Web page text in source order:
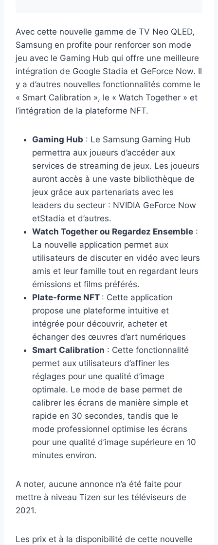
Avec cette nouvelle gamme de TV Neo QLED,
Samsung en profite pour renforcer son mode
jeu avec le Gaming Hub qui offre une meilleure
intégration de Google Stadia et GeForce Now. Il
y a d’autres nouvelles fonctionnalités comme le
« Smart Calibration », le « Watch Together » et
l’intégration de la plateforme NFT.
Gaming Hub : Le Samsung Gaming Hub
permettra aux joueurs d’accéder aux
services de streaming de jeux. Les joueurs
auront accès à une vaste bibliothèque de
jeux grâce aux partenariats avec les
leaders du secteur : NVIDIA GeForce Now
etStadia et d’autres.
Watch Together ou Regardez Ensemble :
La nouvelle application permet aux
utilisateurs de discuter en vidéo avec leurs
amis et leur famille tout en regardant leurs
émissions et films préférés.
Plate-forme NFT : Cette application
propose une plateforme intuitive et
intégrée pour découvrir, acheter et
échanger des œuvres d’art numériques
Smart Calibration : Cette fonctionnalité
permet aux utilisateurs d’affiner les
réglages pour une qualité d’image
optimale. Le mode de base permet de
calibrer les écrans de manière simple et
rapide en 30 secondes, tandis que le
mode professionnel optimise les écrans
pour une qualité d’image supérieure en 10
minutes environ.
A noter, aucune annonce n’a été faite pour
mettre à niveau Tizen sur les téléviseurs de
2021.
Les prix et à la disponibilité de cette nouvelle